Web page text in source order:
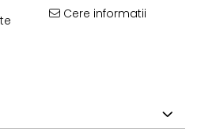
Cere informatii